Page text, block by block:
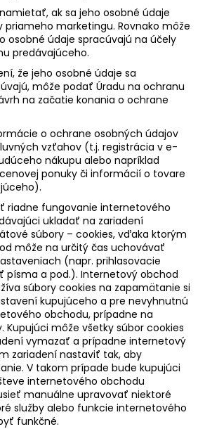
ak sa jeho osobné údaje
priameho marketingu. Rovnako môže
osobné údaje spracúvajú na účely
predávajúceho.
že jeho osobné údaje sa
môže podať Úradu na ochranu
na začatie konania o ochrane
o ochrane osobných údajov
vzťahov (t.j. registrácia v e-
nákupu alebo napríklad
ponuky či informácií o tovare
riadne fungovanie internetového
ukladať na zariadení
súbory – cookies, vďaka ktorým
môže na určitý čas uchovávať
(napr. prihlasovacie
písma a pod.). Internetový obchod
súbory cookies na zapamätanie si
kupujúceho a pre nevyhnutnú
obchodu, prípadne na
Kupujúci môže všetky súbor cookies
vymazať a prípadne internetový
zariadení nastaviť tak, aby
V takom prípade bude kupujúci
internetového obchodu
manuálne upravovať niektoré
služby alebo funkcie internetového
funkčné.